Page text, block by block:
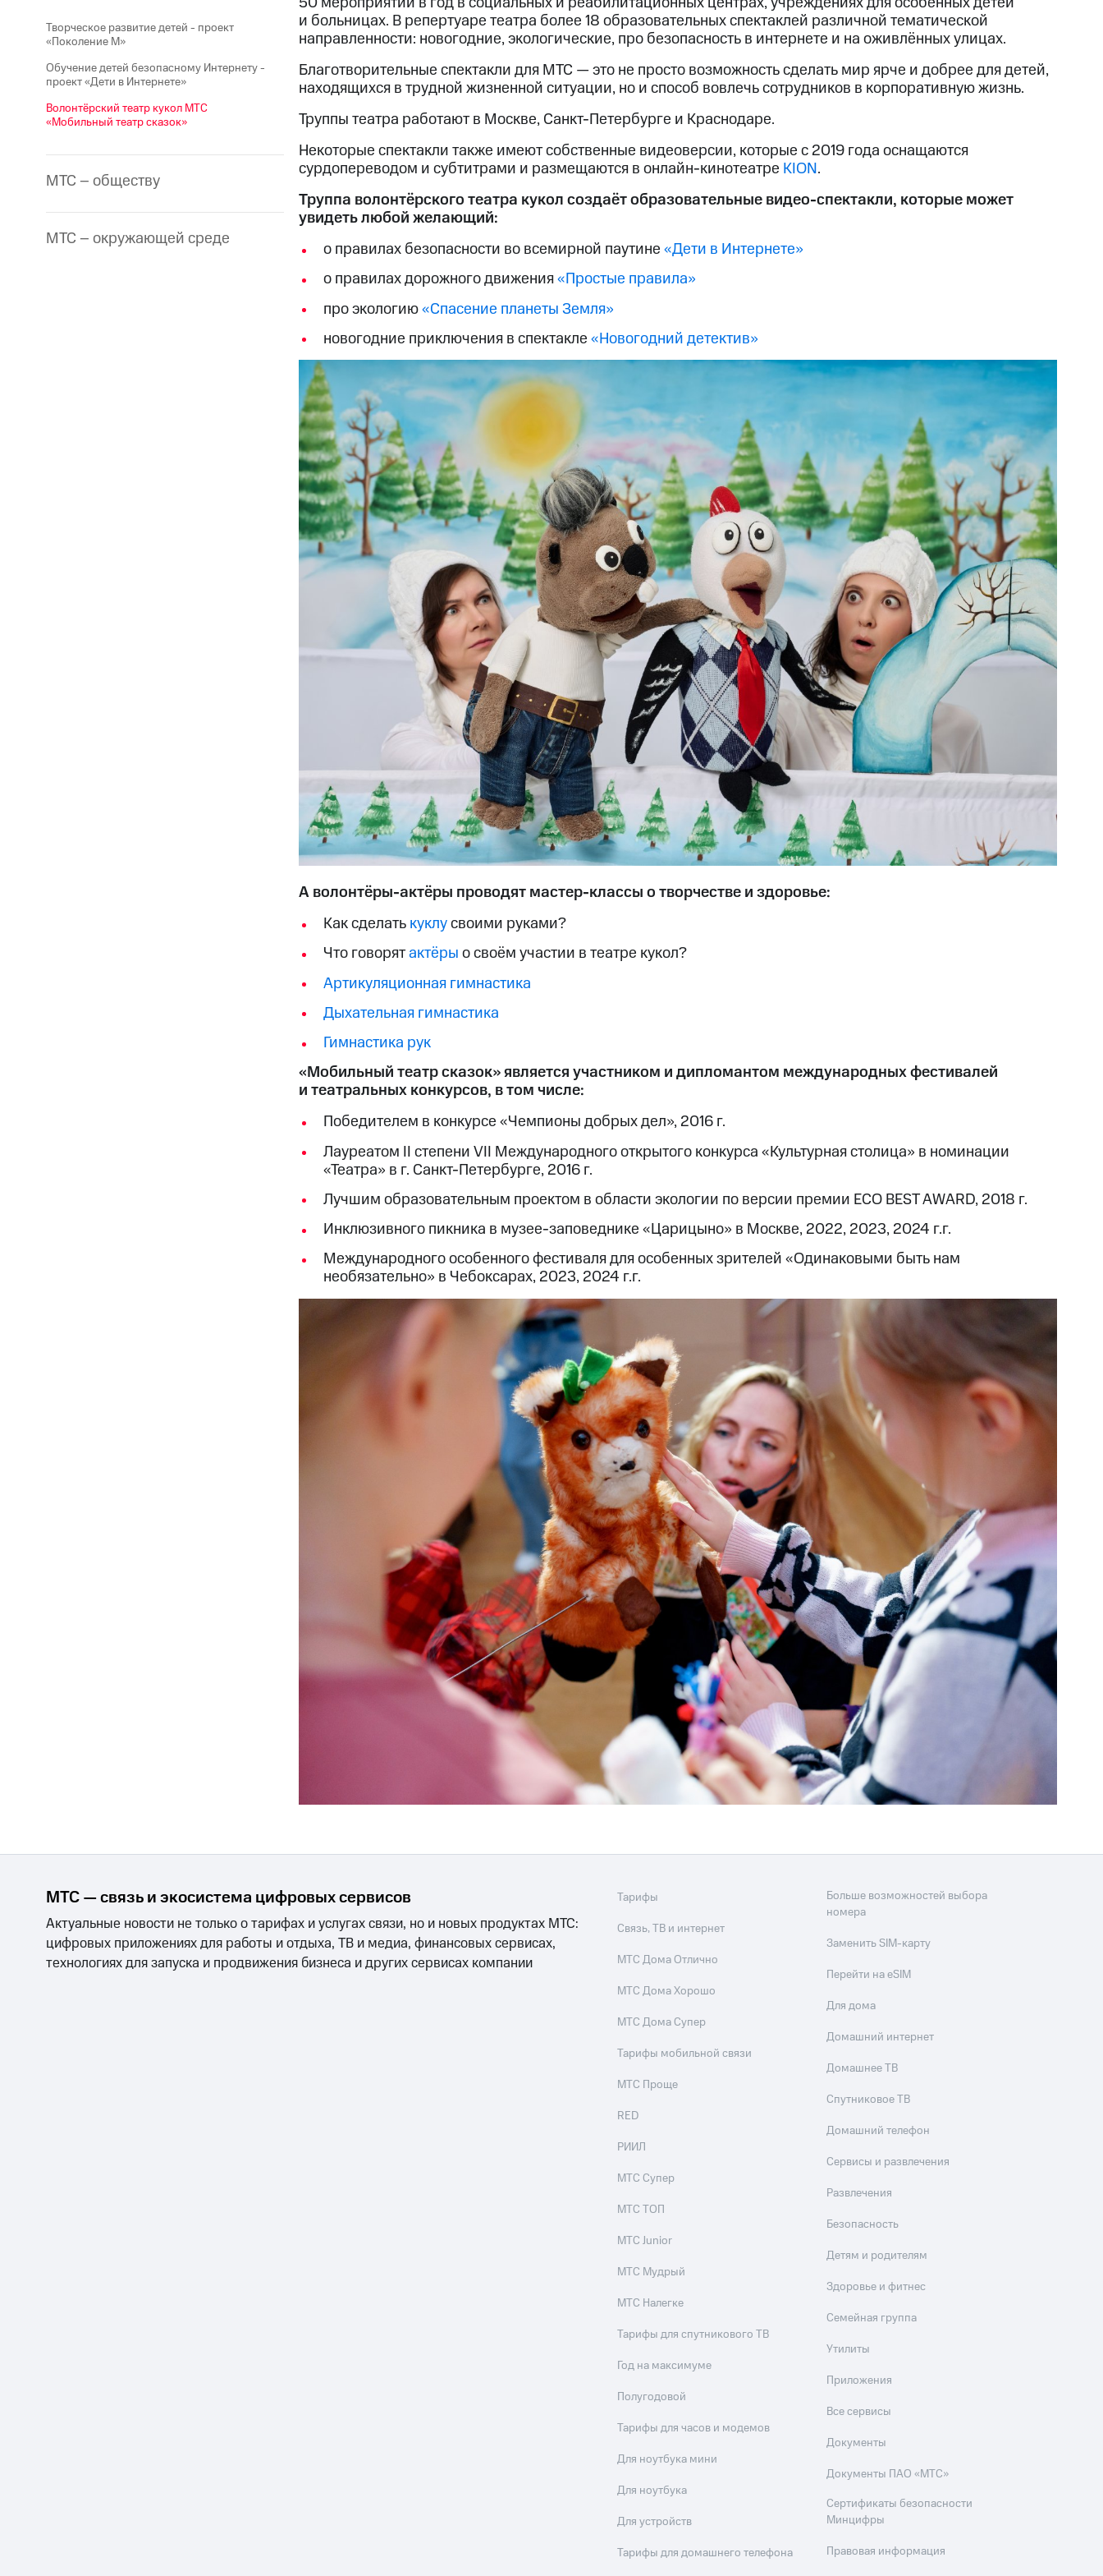
Творческое развитие детей - проект
«Поколение М»
Обучение детей безопасному Интернету -
проект «Дети в Интернете»
Волонтёрский театр кукол МТС
«Мобильный театр сказок»
МТС – обществу
МТС – окружающей среде
и больницах. В репертуаре театра более 18 образовательных спектаклей различной тематической
направленности: новогодние, экологические, про безопасность в интернете и на оживлённых улицах.
Благотворительные спектакли для МТС — это не просто возможность сделать мир ярче и добрее для детей,
находящихся в трудной жизненной ситуации, но и способ вовлечь сотрудников в корпоративную жизнь.
Труппы театра работают в Москве, Санкт-Петербурге и Краснодаре.
Некоторые спектакли также имеют собственные видеоверсии, которые с 2019 года оснащаются
сурдопереводом и субтитрами и размещаются в онлайн-кинотеатре КION.
Труппа волонтёрского театра кукол создаёт образовательные видео-спектакли, которые может
увидеть любой желающий:
о правилах безопасности во всемирной паутине«Дети в Интернете»
о правилах дорожного движения«Простые правила»
про экологию«Спасение планеты Земля»
новогодние приключения в спектакле«Новогодний детектив»
А волонтёры-актёры проводят мастер-классы о творчестве и здоровье:
Как сделатькуклусвоими руками?
Что говорятактёрыо своём участии в театре кукол?
Артикуляционная гимнастика
Дыхательная гимнастика
Гимнастика рук
«Мобильный театр сказок» является участником и дипломантом международных фестивалей
и театральных конкурсов, в том числе:
Победителем в конкурсе «Чемпионы добрых дел», 2016 г.
Лауреатом II степени VII Международного открытого конкурса «Культурная столица» в номинации
«Театра» в г. Санкт-Петербурге, 2016 г.
Лучшим образовательным проектом в области экологии по версии премии ECO BEST AWARD, 2018 г.
Инклюзивного пикника в музее-заповеднике «Царицыно» в Москве, 2022, 2023, 2024 г.г.
Международного особенного фестиваля для особенных зрителей «Одинаковыми быть нам
необязательно» в Чебоксарах, 2023, 2024 г.г.
МТС — связь и экосистема цифровых сервисов
Актуальные новости не только о тарифах и услугах связи, но и новых продуктах МТС:
цифровых приложениях для работы и отдыха, ТВ и медиа, финансовых сервисах,
технологиях для запуска и продвижения бизнеса и других сервисах компании
Тарифы
Связь, ТВ и интернет
МТС Дома Отлично
МТС Дома Хорошо
МТС Дома Супер
Тарифы мобильной связи
МТС Проще
RED
РИИЛ
МТС Супер
МТС ТОП
МТС Junior
МТС Мудрый
МТС Налегке
Тарифы для спутникового ТВ
Год на максимуме
Полугодовой
Тарифы для часов и модемов
Для ноутбука мини
Для ноутбука
Для устройств
Тарифы для домашнего телефона
Больше возможностей выбора
номера
Заменить SIM-карту
Перейти на eSIM
Для дома
Домашний интернет
Домашнее ТВ
Спутниковое ТВ
Домашний телефон
Сервисы и развлечения
Развлечения
Безопасность
Детям и родителям
Здоровье и фитнес
Семейная группа
Утилиты
Приложения
Все сервисы
Документы
Документы ПАО «МТС»
Сертификаты безопасности
Минцифры
Правовая информация